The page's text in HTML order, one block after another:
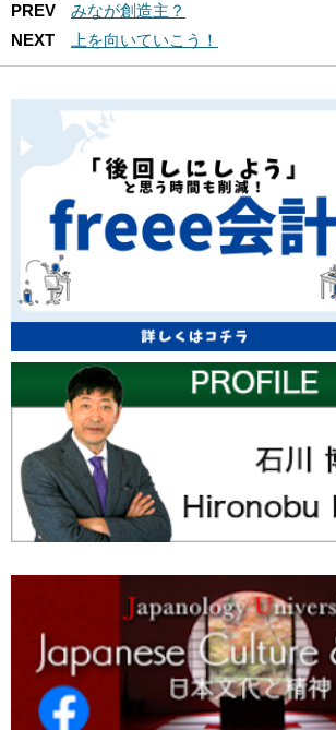
PREV
みなが創造主？
NEXT
上を向いていこう！